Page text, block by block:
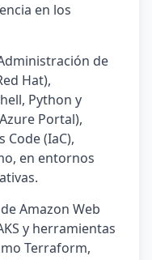
en los
de
Hat),
Python y
Portal),
(IaC),
en entornos
Amazon Web
y herramientas
Terraform,